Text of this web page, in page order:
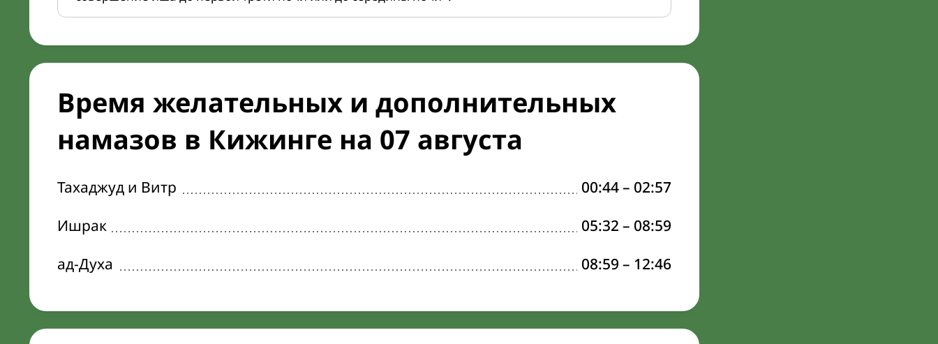
Время желательных и дополнительных
намазов в Кижинге на 07 августа
Тахаджуд и Витр 00:44– 02:57
Ишрак
05:32 – 08:59
ад-Духа
08:59 – 12:46